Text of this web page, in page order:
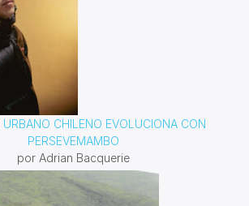
CHILENO EVOLUCIONA CON
PERSEVEMAMBO
por Adrian Bacquerie